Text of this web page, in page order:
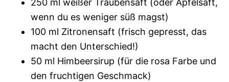
wenn du es weniger süß magst)
100 ml Zitronensaft (frisch gepresst, das
macht den Unterschied!)
50 ml Himbeersirup (für die rosa Farbe und
den fruchtigen Geschmack)